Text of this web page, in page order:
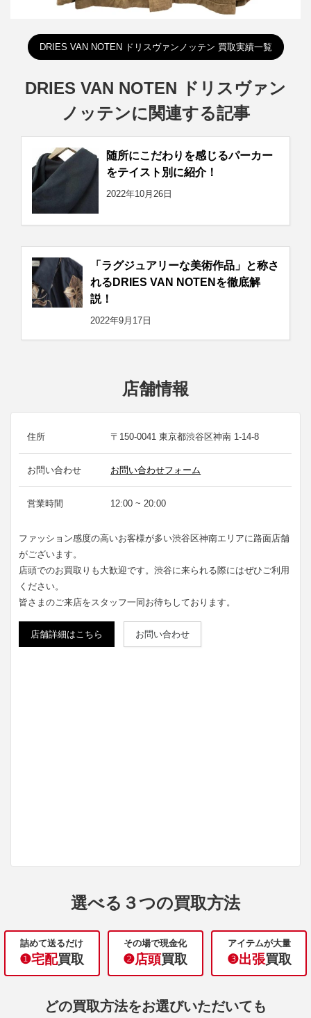
DRIES VAN NOTEN ドリスヴァンノッテン 買取実績一覧
DRIES VAN NOTEN ドリスヴァン
ノッテンに関連する記事
随所にこだわりを感じるパーカー
をテイスト別に紹介！
2022年10月26日
「ラグジュアリーな美術作品」と称さ
れるDRIES VAN NOTENを徹底解
説！
2022年9月17日
店舗情報
住所 〒150-0041 東京都渋谷区神南 1-14-8
お問い合わせ お問い合わせフォーム
営業時間 12:00 ~ 20:00
ファッション感度の高いお客様が多い渋谷区神南エリアに路面店舗
がございます。
店頭でのお買取りも大歓迎です。渋谷に来られる際にはぜひご利用
ください。
皆さまのご来店をスタッフ一同お待ちしております。
店舗詳細はこちら お問い合わせ
選べる３つの買取方法
詰めて送るだけ
❶宅配買取
その場で現金化
❷店頭買取
アイテムが大量
❸出張買取
どの買取方法をお選びいただいても